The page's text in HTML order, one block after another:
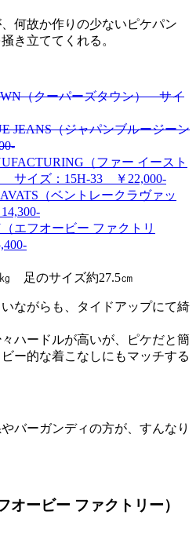
何故か作りの少ないピケパン
き立ててくれる。
（クーパーズタウン） サイ
JEANS（ジャパンブルージーン
（ファー イースト
サイズ：15H-33 ￥22,000-
（ベントレークラヴァッ
エフオービー ファクトリ
足のサイズ約27.5㎝
ながらも、タイドアップにて綺
ハードルが高いが、ピケだと簡
ー的な着こなしにもマッチする
バーガンディの方が、すんなり
ービー ファクトリー）